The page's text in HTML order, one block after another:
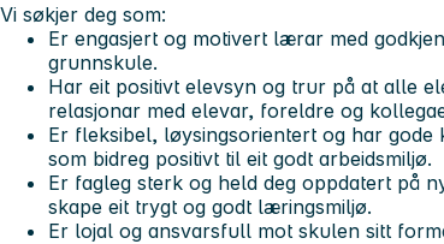
Vi søkjer deg som:
Er engasjert og motivert lærar med
grunnskule.
Har eit positivt elevsyn og trur på at alle
relasjonar med elevar, foreldre og
Er fleksibel, løysingsorientert og har gode
som bidreg positivt til eit godt arbeidsmiljø.
Er fagleg sterk og held deg oppdatert på
skape eit trygt og godt læringsmiljø.
Er lojal og ansvarsfull mot skulen sitt